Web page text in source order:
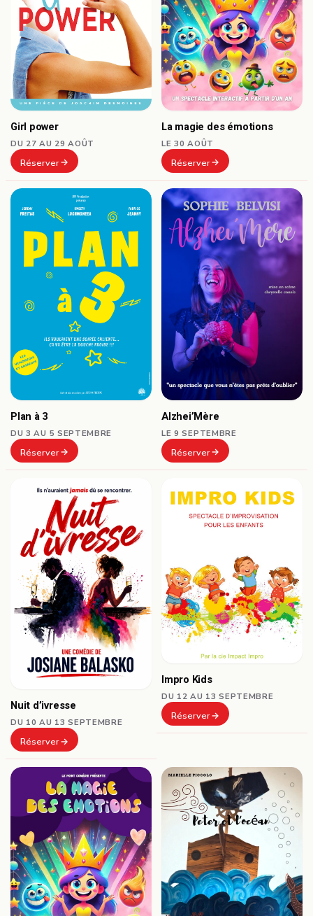
Girl power
DU 27 AU 29 AOÛT
Réserver
La magie des émotions
LE 30 AOÛT
Réserver
Plan à 3
DU 3 AU 5 SEPTEMBRE
Réserver
Alzhei’Mère
LE 9 SEPTEMBRE
Réserver
Nuit d’ivresse
DU 10 AU 13 SEPTEMBRE
Réserver
Impro Kids
DU 12 AU 13 SEPTEMBRE
Réserver